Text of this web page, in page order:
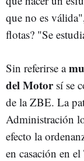
que no es
flotas? "Se
Sin referirse a
del Motorsí se
de la ZBE. La
Administración
efecto la
en casación en